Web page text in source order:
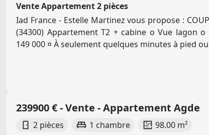
Vente Appartement 2 pièces
Iad France - Estelle Martinez vous propose : COUP
(34300) Appartement T2 + cabine o Vue lagon o
149 000 ¤ À seulement quelques minutes à pied
239900 € - Vente - Appartement Agde
2 pièces 1 chambre 98.00 m²